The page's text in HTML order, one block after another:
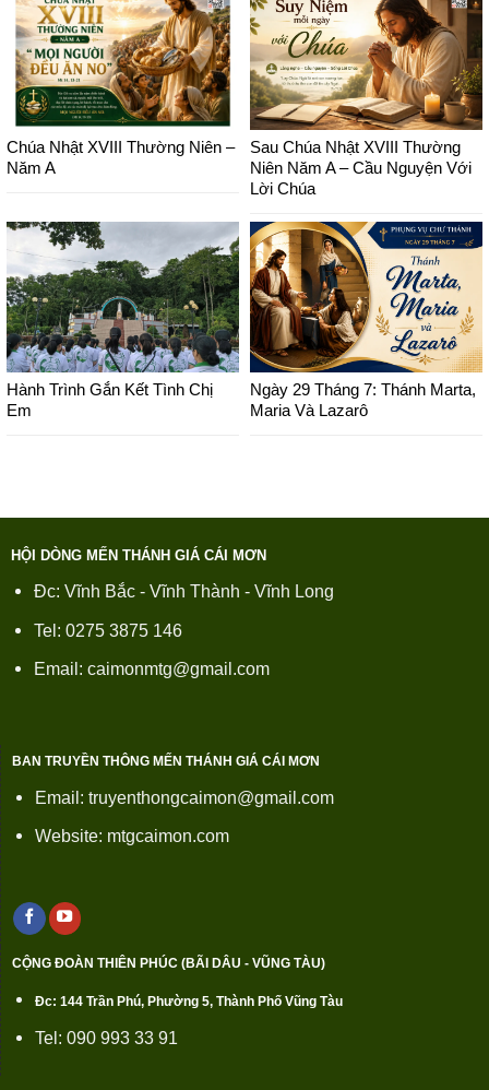
Chúa Nhật XVIII Thường Niên –
Năm A
Sau Chúa Nhật XVIII Thường
Niên Năm A – Cầu Nguyện Với
Lời Chúa
Hành Trình Gắn Kết Tình Chị
Em
Ngày 29 Tháng 7: Thánh Marta,
Maria Và Lazarô
HỘI DÒNG MẾN THÁNH GIÁ CÁI MƠN
Đc: Vĩnh Bắc - Vĩnh Thành - Vĩnh Long
Tel: 0275 3875 146
Email: caimonmtg@gmail.com
BAN TRUYỀN THÔNG MẾN THÁNH GIÁ CÁI MƠN
Email: truyenthongcaimon@gmail.com
Website: mtgcaimon.com
CỘNG ĐOÀN THIÊN PHÚC (BÃI DÂU - VŨNG TÀU)
Đc: 144 Trần Phú, Phường 5, Thành Phố Vũng Tàu
Tel: 090 993 33 91